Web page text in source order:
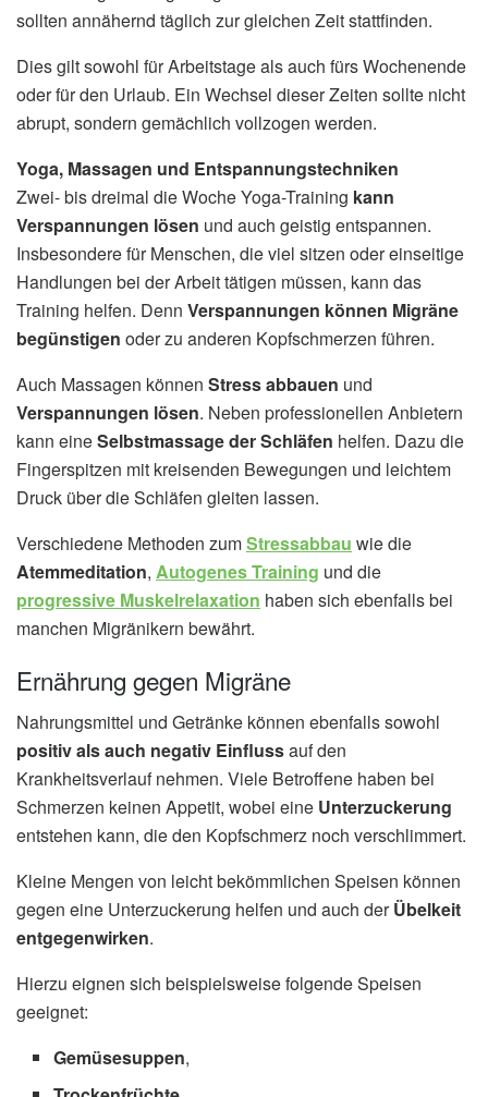
sollten annähernd täglich zur gleichen Zeit stattfinden.
Dies gilt sowohl für Arbeitstage als auch fürs Wochenende
oder für den Urlaub. Ein Wechsel dieser Zeiten sollte nicht
abrupt, sondern gemächlich vollzogen werden.
Yoga, Massagen und Entspannungstechniken
Zwei- bis dreimal die Woche Yoga-Training kann
Verspannungen lösen und auch geistig entspannen.
Insbesondere für Menschen, die viel sitzen oder einseitige
Handlungen bei der Arbeit tätigen müssen, kann das
Training helfen. Denn Verspannungen können Migräne
begünstigen oder zu anderen Kopfschmerzen führen.
Auch Massagen können Stress abbauen und
Verspannungen lösen. Neben professionellen Anbietern
kann eineSelbstmassage der Schläfen helfen. Dazu die
Fingerspitzen mit kreisenden Bewegungen und leichtem
Druck über die Schläfen gleiten lassen.
Verschiedene Methoden zumStressabbau wie die
Atemmeditation, Autogenes Training und die
progressive Muskelrelaxation haben sich ebenfalls bei
manchen Migränikern bewährt.
Ernährung gegen Migräne
Nahrungsmittel und Getränke können ebenfalls sowohl
positiv als auch negativ Einflussauf den
Krankheitsverlauf nehmen. Viele Betroffene haben bei
Schmerzen keinen Appetit, wobei eine Unterzuckerung
entstehen kann, die den Kopfschmerz noch verschlimmert.
Kleine Mengen von leicht bekömmlichen Speisen können
gegen eine Unterzuckerung helfen und auch derÜbelkeit
entgegenwirken.
Hierzu eignen sich beispielsweise folgende Speisen
geeignet:
Gemüsesuppen,